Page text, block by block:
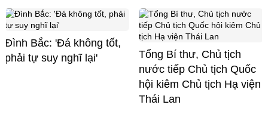
Đình Bắc: 'Đá không tốt,
phải tự suy nghĩ lại'
Tổng Bí thư, Chủ tịch
nước tiếp Chủ tịch Quốc
hội kiêm Chủ tịch Hạ viện
Thái Lan